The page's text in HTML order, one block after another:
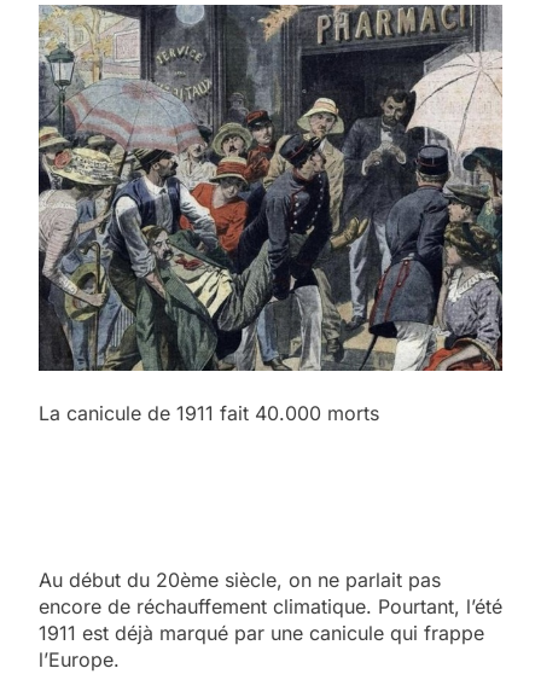
La canicule de 1911 fait 40.000 morts
Au début du 20ème siècle, on ne parlait pas
encore de réchauffement climatique. Pourtant, l’été
1911 est déjà marqué par une canicule qui frappe
l’Europe.